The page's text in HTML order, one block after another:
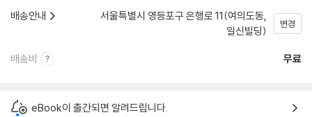
배송안내
서울특별시 영등포구 은행로 11(여의도동,
일신빌딩)
변경
배송비 무료
eBook이 출간되면 알려드립니다.